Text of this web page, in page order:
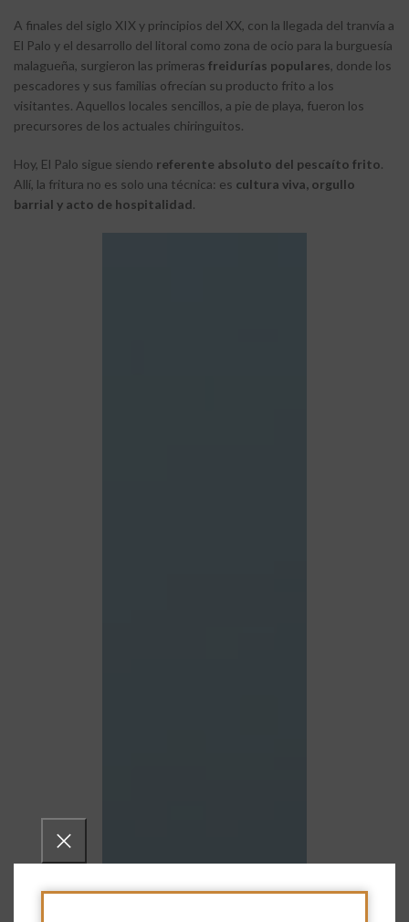
A finales del siglo XIX y principios del XX, con la llegada del tranvía a
El Palo y el desarrollo del litoral como zona de ocio para la burguesía
malagueña, surgieron las primeras freidurías populares, donde los
pescadores y sus familias ofrecían su producto frito a los
visitantes. Aquellos locales sencillos, a pie de playa, fueron los
precursores de los actuales chiringuitos.
Hoy, El Palo sigue siendo referente absoluto del pescaíto frito.
Allí, la fritura no es solo una técnica: es cultura viva, orgullo
barrial y acto de hospitalidad.